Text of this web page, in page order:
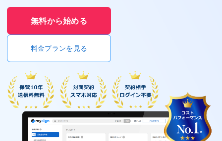
無料から始める
料金プランを見る